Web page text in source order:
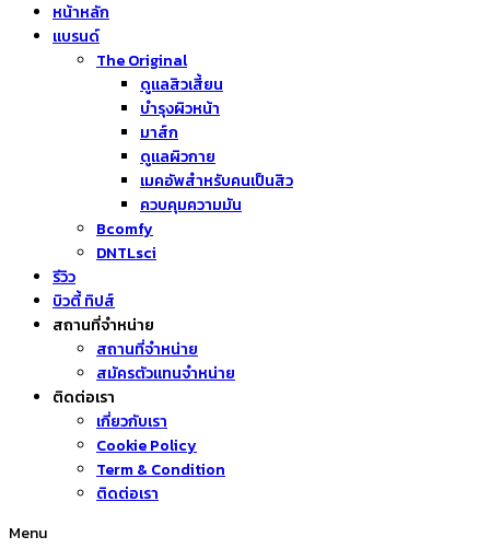
หน้าหลัก
แบรนด์
The Original
ดูแลสิวเสี้ยน
บำรุงผิวหน้า
มาส์ก
ดูแลผิวกาย
เมคอัพสำหรับคนเป็นสิว
ควบคุมความมัน
Bcomfy
DNTLsci
รีวิว
บิวตี้ ทิปส์
สถานที่จำหน่าย
สถานที่จำหน่าย
สมัครตัวแทนจำหน่าย
ติดต่อเรา
เกี่ยวกับเรา
Cookie Policy
Term & Condition
ติดต่อเรา
Menu